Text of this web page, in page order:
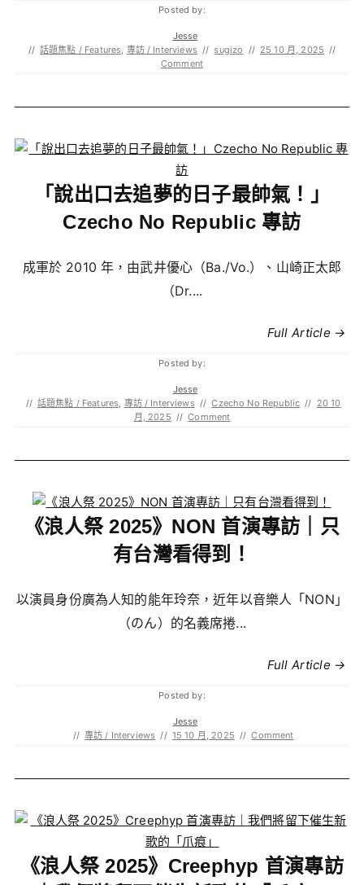
Posted by:
Jesse
// 話題焦點 / Features, 專訪 / Interviews // sugizo // 25 10 月, 2025 //
Comment
「說出口去追夢的日子最帥氣！」
Czecho No Republic 專訪
成軍於 2010 年，由武井優心（Ba./Vo.）、山崎正太郎
（Dr....
Full Article →
Posted by:
Jesse
// 話題焦點 / Features, 專訪 / Interviews // Czecho No Republic // 20 10
月, 2025 // Comment
《浪人祭 2025》NON 首演專訪｜只
有台灣看得到！
以演員身份廣為人知的能年玲奈，近年以音樂人「NON」
（のん）的名義席捲...
Full Article →
Posted by:
Jesse
// 專訪 / Interviews // 15 10 月, 2025 // Comment
《浪人祭 2025》Creephyp 首演專訪